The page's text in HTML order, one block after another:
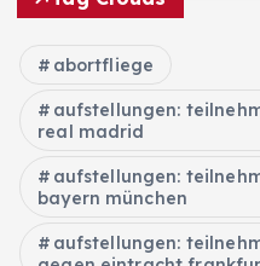
abortfliege
aufstellungen:
real madrid
aufstellungen:
bayern münchen
aufstellungen: